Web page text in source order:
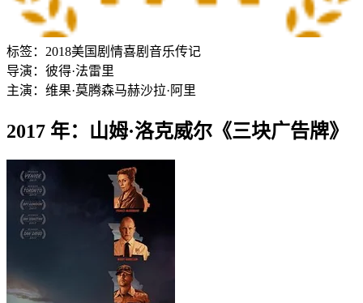
标签： 2018美国 剧情喜剧 音乐传记
导演： 彼得·法雷里
主演： 维果·莫腾森马赫沙拉·阿里
2017 年：山姆·洛克威尔《三块广告牌》